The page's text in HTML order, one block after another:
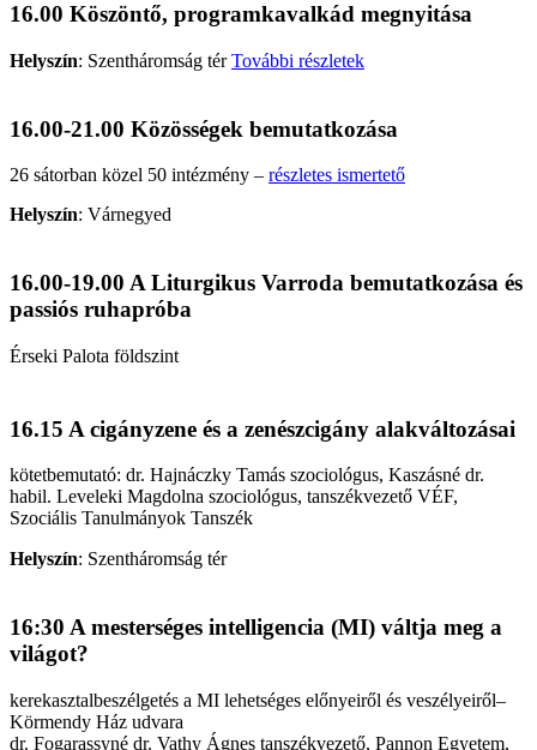
16.00 Köszöntő, programkavalkád megnyitása
Helyszín: Szentháromság térTovábbi részletek
16.00-21.00 Közösségek bemutatkozása
26 sátorban közel 50 intézmény – részletes ismertető
Helyszín: Várnegyed
16.00-19.00 A Liturgikus Varroda bemutatkozása és
passiós ruhapróba
Érseki Palota földszint
16.15 A cigányzene és a zenészcigány alakváltozásai
kötetbemutató: dr. Hajnáczky Tamás szociológus, Kaszásné dr.
habil. Leveleki Magdolna szociológus, tanszékvezető VÉF,
Szociális Tanulmányok Tanszék
Helyszín: Szentháromság tér
16:30 A mesterséges intelligencia (MI) váltja meg a
világot?
kerekasztalbeszélgetés a MI lehetséges előnyeiről és veszélyeiről–
Körmendy Ház udvara
dr. Fogarassyné dr. Vathy Ágnes tanszékvezető, Pannon Egyetem,